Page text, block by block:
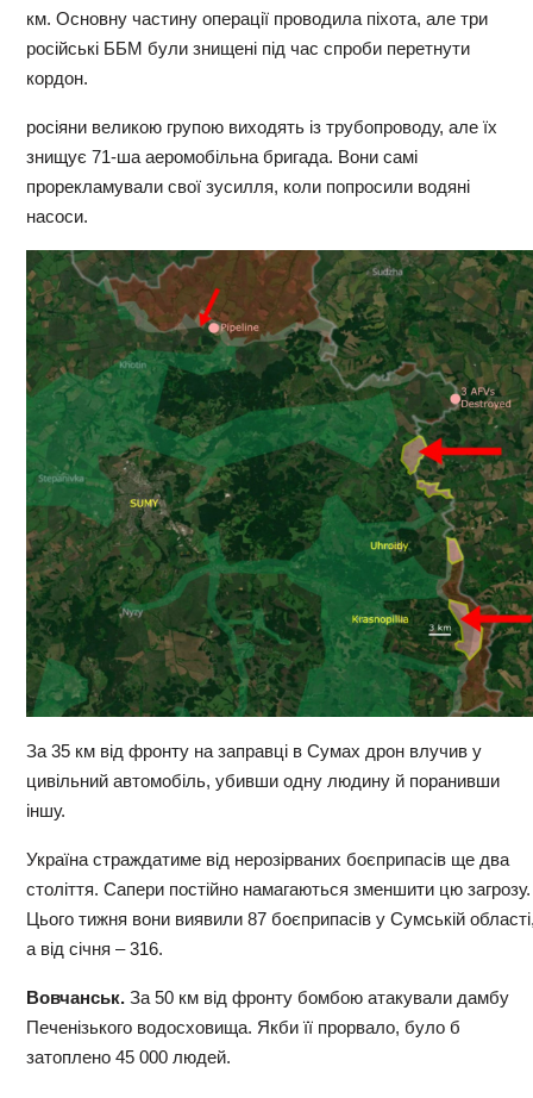
км. Основну частину операції проводила піхота, але три
російські ББМ були знищені під час спроби перетнути
кордон.
росіяни великою групою виходять із трубопроводу, але їх
знищує 71-ша аеромобільна бригада. Вони самі
прорекламували свої зусилля, коли попросили водяні
насоси.
За 35 км від фронту на заправці в Сумах дрон влучив у
цивільний автомобіль, убивши одну людину й поранивши
іншу.
Україна страждатиме від нерозірваних боєприпасів ще два
століття. Сапери постійно намагаються зменшити цю загрозу.
Цього тижня вони виявили 87 боєприпасів у Сумській
а від січня – 316.
Вовчанськ. За 50 км від фронту бомбою атакували дамбу
Печенізького водосховища. Якби її прорвало, було б
затоплено 45 000 людей.